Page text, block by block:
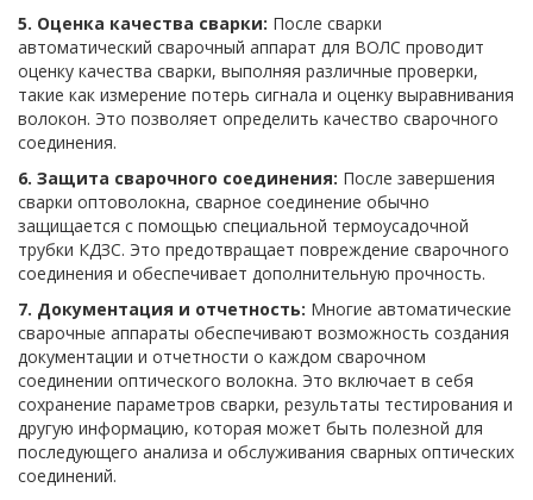
5. Оценка качества сварки: После сварки
автоматический сварочный аппарат для ВОЛС проводит
оценку качества сварки, выполняя различные проверки,
такие как измерение потерь сигнала и оценку выравнивания
волокон. Это позволяет определить качество сварочного
соединения.
6. Защита сварочного соединения: После завершения
сварки оптоволокна, сварное соединение обычно
защищается с помощью специальной термоусадочной
трубки КДЗС. Это предотвращает повреждение сварочного
соединения и обеспечивает дополнительную прочность.
7. Документация и отчетность: Многие автоматические
сварочные аппараты обеспечивают возможность создания
документации и отчетности о каждом сварочном
соединении оптического волокна. Это включает в себя
сохранение параметров сварки, результаты тестирования и
другую информацию, которая может быть полезной для
последующего анализа и обслуживания сварных оптических
соединений.